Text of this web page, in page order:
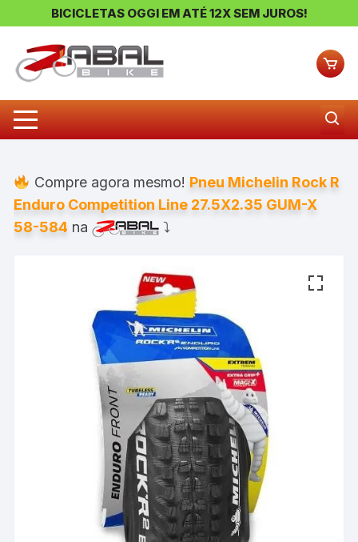
BICICLETAS OGGI EM ATÉ 12X SEM JUROS!
Compre agora mesmo! Pneu Michelin Rock R
Enduro Competition Line 27.5X2.35 GUM-X
58-584 na ⤵